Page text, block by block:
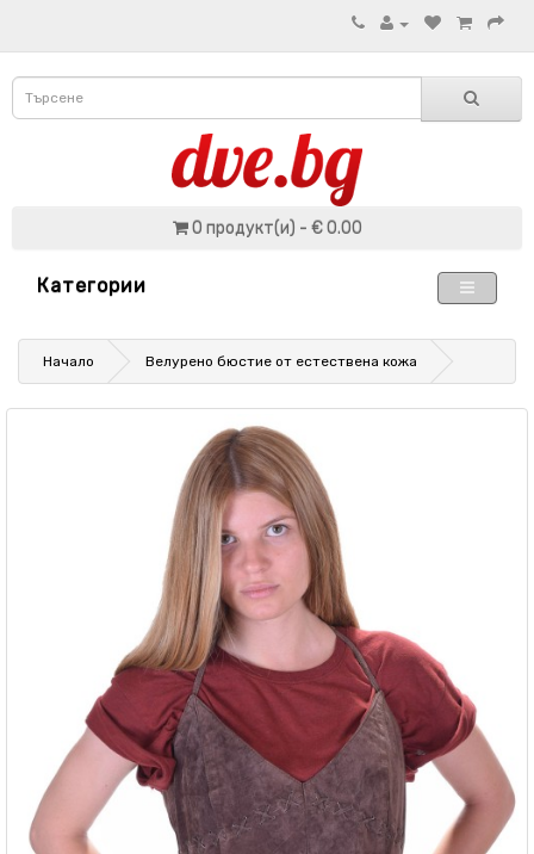
0 продукт(и) - € 0.00
Категории
Начало Велурено бюстие от естествена кожа